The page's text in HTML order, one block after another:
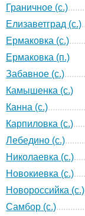
Граничное (с.)
Елизаветград (с.)
Ермаковка (с.)
Ермаковка (п.)
Забавное (с.)
Камышенка (с.)
Канна (с.)
Карпиловка (с.)
Лебедино (с.)
Николаевка (с.)
Новокиевка (с.)
Новороссийка (с.)
Самбор (с.)